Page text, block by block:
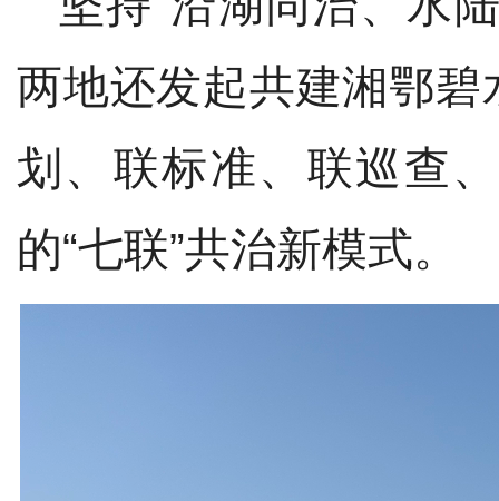
两地还发起共建湘鄂
划、联标准、联巡查
的“七联”共治新模式。